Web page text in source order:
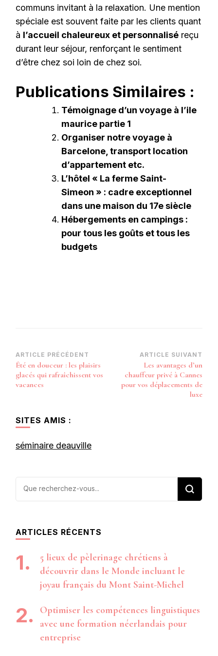
communs invitant à la relaxation. Une mention
spéciale est souvent faite par les clients quant
à l’accueil chaleureux et personnalisé reçu
durant leur séjour, renforçant le sentiment
d’être chez soi loin de chez soi.
Publications Similaires :
Témoignage d’un voyage à l’ile
maurice partie 1
Organiser notre voyage à
Barcelone, transport location
d’appartement etc.
L’hôtel « La ferme Saint-
Simeon » : cadre exceptionnel
dans une maison du 17e siècle
Hébergements en campings :
pour tous les goûts et tous les
budgets
Navigation
d’article
ARTICLE PRÉCÉDENT
Été en douceur : les plaisirs
glacés qui rafraîchissent vos
vacances
ARTICLE SUIVANT
Les avantages d’un
chauffeur privé à Cannes
pour vos déplacements de
luxe
SITES AMIS :
séminaire deauville
Vous
ARTICLES RÉCENTS
5 lieux de pèlerinage chrétiens à
découvrir dans le Monde incluant le
joyau français du Mont Saint-Michel
Optimiser les compétences linguistiques
avec une formation néerlandais pour
entreprise